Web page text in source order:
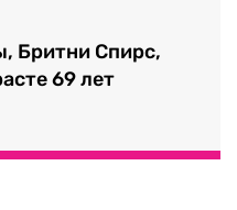
Бритни Спирс,
69 лет